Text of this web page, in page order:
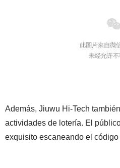
Además, Jiuwu Hi-Tech
actividades de lotería. El
exquisito escaneando el código